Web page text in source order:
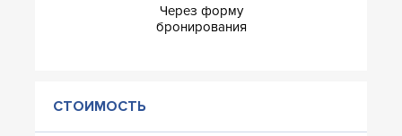
Через форму
бронирования
СТОИМОСТЬ